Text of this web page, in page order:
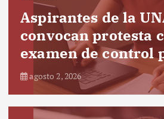
Aspirantes de la
convocan protesta
examen de control
agosto 2, 2026